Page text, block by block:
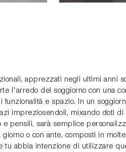
apprezzati negli ultimi anni
l'arredo del soggiorno con una
e spazio. In un
impreziosendoli, mixando doti
pensili, sarà semplice
o con ante, composti in
abbia intenzione di utilizzare